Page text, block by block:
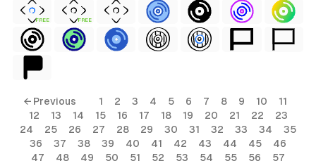
FREE FREE
← Previous 1 2 3 4 5 6 7 8 9 10
11
12
13 14 15 16 17 18 19 20 21 22
23
24
25 26 27 28 29 30 31 32 33 34
35
36
37 38 39 40 41 42 43 44 45
46
47
48 49 50 51 52 53 54 55 56
57